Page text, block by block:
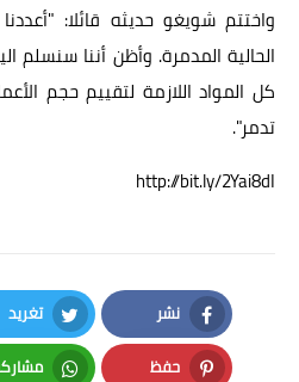
واختتم شويغو حديثه قائلا:
الحالية المدمرة. وأظن أننا
كل المواد اللازمة لتقييم حجم
تدمر".
http://bit.ly/2Yai8dI
نشر
Facebook
تغريد
Twitter
حفظ